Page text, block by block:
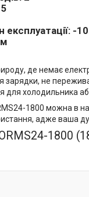
-
де немає
зарядки, не
холодильника або
1800 можна в
адже ваша
ORMS24-1800